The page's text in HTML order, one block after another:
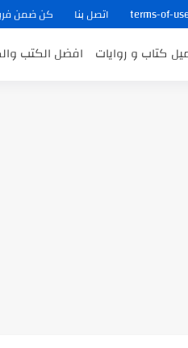
terms-of-use اتصل بنا كن ضمن
كتاب و روايات افضل الكتب